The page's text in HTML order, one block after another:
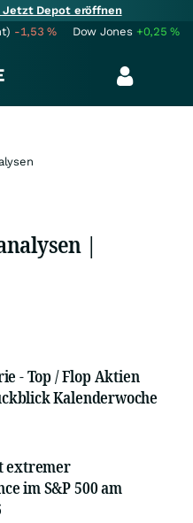
Depot eröffnen
-1,53% Dow Jones +0,25%
|
- Top / Flop Aktien
Kalenderwoche
extremer
im S&P 500 am